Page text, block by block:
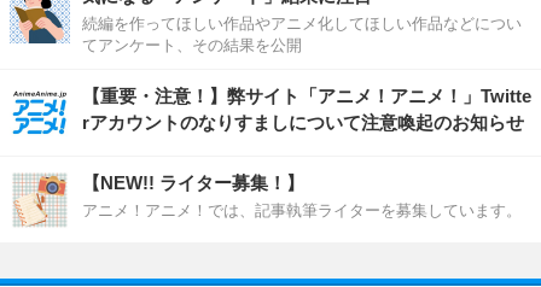
続編を作ってほしい作品やアニメ化してほしい作品などについ
てアンケート、その結果を公開
【重要・注意！】弊サイト「アニメ！アニメ！」Twitte
rアカウントのなりすましについて注意喚起のお知らせ
【NEW!! ライター募集！】
アニメ！アニメ！では、記事執筆ライターを募集しています。